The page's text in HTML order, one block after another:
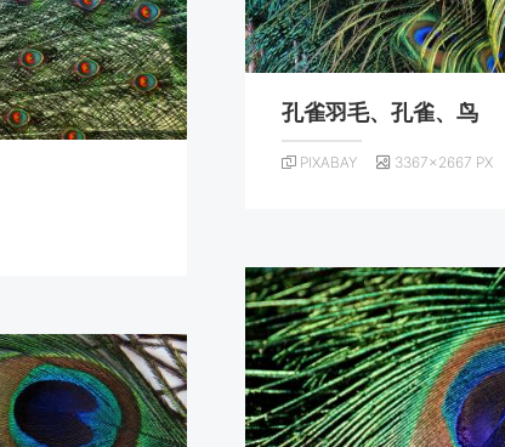
孔雀羽毛、孔雀、鸟
PIXABAY 3367×2667 PX